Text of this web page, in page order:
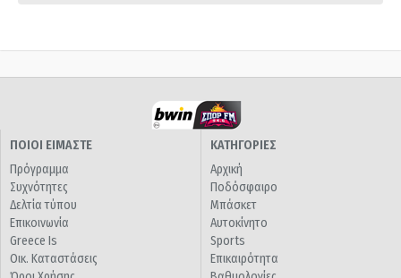
ΠΟΙΟΙ ΕΙΜΑΣΤΕ
Πρόγραμμα
Συχνότητες
Δελτία τύπου
Επικοινωνία
Greece Is
Οικ. Καταστάσεις
ΚΑΤΗΓΟΡΙΕΣ
Αρχική
Ποδόσφαιρο
Μπάσκετ
Αυτοκίνητο
Sports
Επικαιρότητα